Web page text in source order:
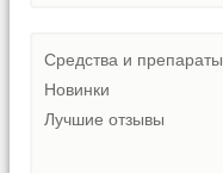
Средства и препараты
Новинки
Лучшие отзывы